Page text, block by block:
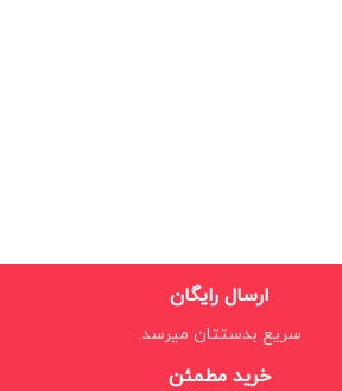
ارسال رایگان
سریع بدستتان میرسد.
خرید مطمئن